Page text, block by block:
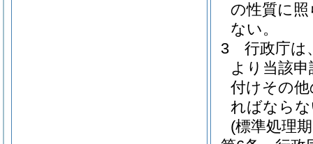
の性質に
ない。
3
行政庁は
より当該
付けその
ればなら
(標準処理